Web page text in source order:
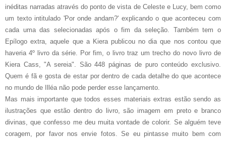
inéditas narradas através do ponto de vista de Celeste e Lucy, bem como
um texto intitulado 'Por onde andam?' explicando o que aconteceu com
cada uma das selecionadas após o fim da seleção. Também tem o
Epílogo extra, aquele que a Kiera publicou no dia que nos contou que
haveria 4º livro da série. Por fim, o livro traz um trecho do novo livro de
Kiera Cass, "A sereia". São 448 páginas de puro conteúdo exclusivo.
Quem é fã e gosta de estar por dentro de cada detalhe do que acontece
no mundo de Illéa não pode perder esse lançamento.
Mas mais importante que todos esses materiais extras estão sendo as
ilustrações que estão dentro do livro, são imagem em preto e branco
divinas, que confesso me deu muita vontade de colorir. Se alguém teve
coragem, por favor nos envie fotos. Se eu pintasse muito bem com